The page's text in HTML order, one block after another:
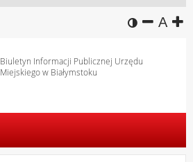
wersja
A
Biuletyn Informacji Publicznej Urzędu
Miejskiego w Białymstoku